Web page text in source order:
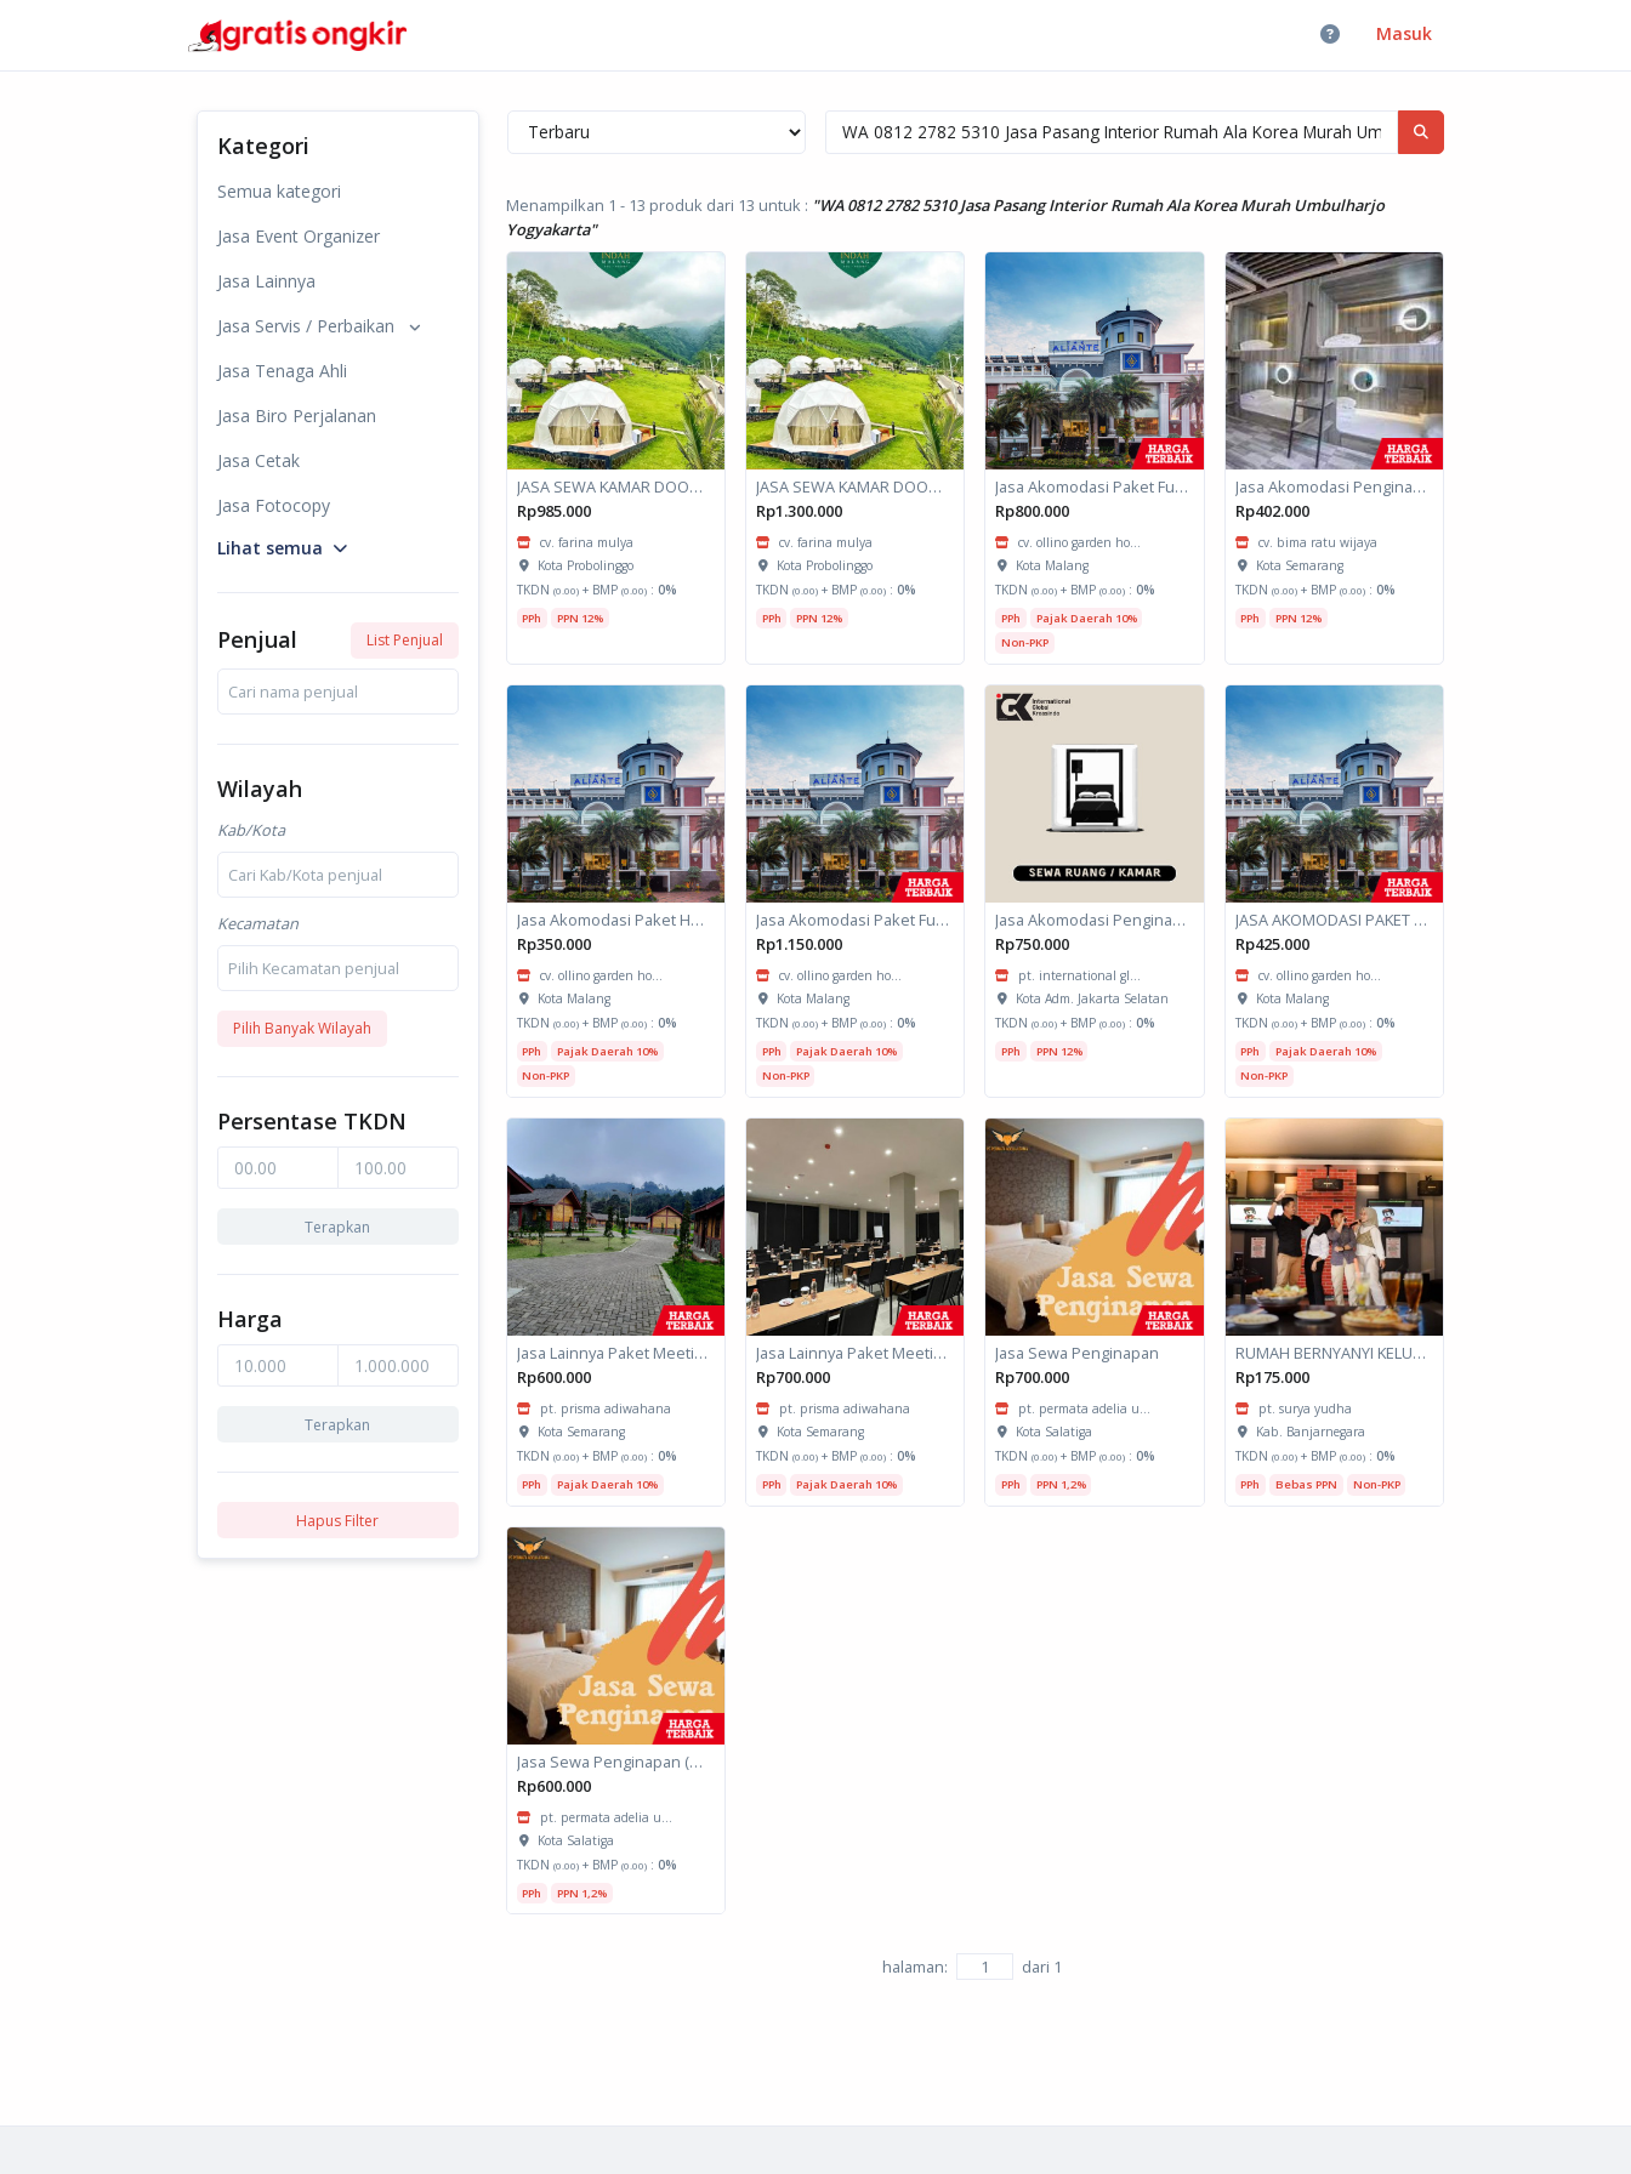
Masuk
Kategori
Semua kategori
Jasa Event Organizer
Jasa Lainnya
Jasa Servis / Perbaikan
Jasa Tenaga Ahli
Jasa Biro Perjalanan
Jasa Cetak
Jasa Fotocopy
Lihat semua
Penjual List Penjual
Cari nama penjual
Wilayah
Kab/Kota
Cari Kab/Kota penjual
Kecamatan
Pilih Kecamatan penjual
Pilih Banyak Wilayah
Persentase TKDN
Terapkan
Harga
Terapkan
Hapus Filter
Menampilkan 1 - 13 produk dari 13 untuk : "WA 0812 2782 5310 Jasa Pasang Interior Rumah Ala Korea Murah Umbulharjo
Yogyakarta"
JASA SEWA KAMAR DOOM / GLAMPING kapasitas 2 orang
Rp985.000
cv. farina mulya
Kota Probolinggo
TKDN (0.00)+ BMP (0.00): 0%
PPh PPN 12%
JASA SEWA KAMAR DOOM / GLAMPING kapasitas 6 orang
Rp1.300.000
cv. farina mulya
Kota Probolinggo
TKDN (0.00)+ BMP (0.00): 0%
PPh PPN 12%
Jasa Akomodasi Paket Fullboard Twin Hotel Kota Malang
Rp800.000
cv. ollino garden ho...
Kota Malang
TKDN(0.00) + BMP(0.00) :0%
PPh
Pajak Daerah 10%
Non-PKP
Jasa Akomodasi Penginapan
Rp402.000
cv. bima ratu wijaya
Kota Semarang
TKDN (0.00)+ BMP (0.00): 0%
PPh PPN 12%
Jasa Akomodasi Paket Halfday Hotel Kota Malang
Rp350.000
cv. ollino garden ho...
Kota Malang
TKDN (0.00)+ BMP (0.00): 0%
PPh
Pajak Daerah 10%
Non-PKP
Jasa Akomodasi Paket Fullboard Twin share Hotel Kota Malang
Rp1.150.000
cv. ollino garden ho...
Kota Malang
TKDN (0.00)+ BMP (0.00): 0%
PPh
Pajak Daerah 10%
Non-PKP
Jasa Akomodasi Penginapan
Rp750.000
pt. international gl...
Kota Adm. Jakarta Selatan
TKDN(0.00) + BMP(0.00) :0%
PPh PPN 12%
JASA AKOMODASI PAKET MEETING FULLDAY HOTEL KOTA MALANG
Rp425.000
cv. ollino garden ho...
Kota Malang
TKDN (0.00)+ BMP (0.00): 0%
PPh
Pajak Daerah 10%
Non-PKP
Jasa Lainnya Paket Meeting Luar Kota Hari Bumi 2
Rp600.000
pt. prisma adiwahana
Kota Semarang
TKDN (0.00)+ BMP (0.00): 0%
PPh Pajak Daerah 10%
Jasa Lainnya Paket Meeting Luar Kota Hari Bumi 1
Rp700.000
pt. prisma adiwahana
Kota Semarang
TKDN (0.00)+ BMP (0.00): 0%
PPh Pajak Daerah 10%
Jasa Sewa Penginapan
Rp700.000
pt. permata adelia u...
Kota Salatiga
TKDN(0.00) + BMP(0.00) :0%
PPh PPN 1,2%
RUMAH BERNYANYI KELUARGA
Rp175.000
pt. surya yudha
Kab. Banjarnegara
TKDN (0.00)+ BMP (0.00): 0%
PPh Bebas PPN Non-PKP
Jasa Sewa Penginapan (Biro Perjalanan)
Rp600.000
pt. permata adelia u...
Kota Salatiga
TKDN (0.00)+ BMP (0.00): 0%
PPh PPN 1,2%
halaman: dari 1